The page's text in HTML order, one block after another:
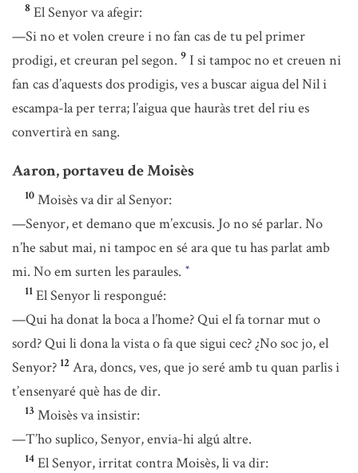
8 El Senyor va afegir:
—Si no et volen creure i no fan cas de tu pel primer
prodigi, et creuran pel segon. 9 I si tampoc no et creuen ni
fan cas d’aquests dos prodigis, ves a buscar aigua del Nil i
escampa-la per terra; l’aigua que hauràs tret del riu es
convertirà en sang.
Aaron, portaveu de Moisès
10 Moisès va dir al Senyor:
—Senyor, et demano que m’excusis. Jo no sé parlar. No
n’he sabut mai, ni tampoc en sé ara que tu has parlat amb
mi. No em surten les paraules. *
11 El Senyor li respongué:
—Qui ha donat la boca a l’home? Qui el fa tornar mut o
sord? Qui li dona la vista o fa que sigui cec? ¿No soc jo, el
Senyor? 12 Ara, doncs, ves, que jo seré amb tu quan parlis i
t’ensenyaré què has de dir.
13 Moisès va insistir:
—T’ho suplico, Senyor, envia-hi algú altre.
14 El Senyor, irritat contra Moisès, li va dir: